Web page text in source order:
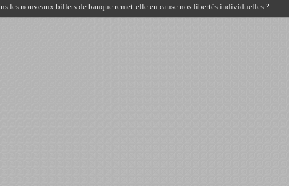
les nouveaux billets de banque remet-elle en cause nos libertés individuelles ?